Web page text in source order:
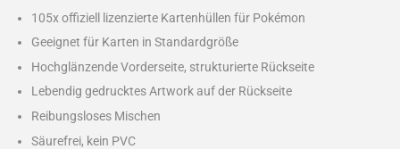
105x offiziell lizenzierte Kartenhüllen für Pokémon
Geeignet für Karten in Standardgröße
Hochglänzende Vorderseite, strukturierte Rückseite
Lebendig gedrucktes Artwork auf der Rückseite
Reibungsloses Mischen
Säurefrei, kein PVC